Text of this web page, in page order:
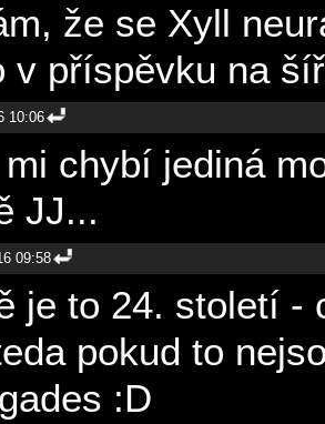
že se Xyll
v příspěvku na
10:06
chybí jediná
JJ...
09:58
je to 24. století -
pokud to
:D